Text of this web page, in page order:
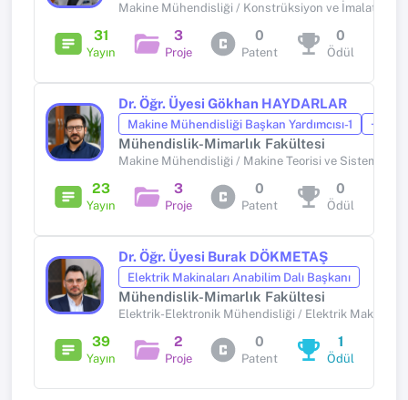
Makine Mühendisliği / Konstrüksiyon ve İmalat
31
Yayın
3
Proje
0
Patent
0
Ödül
Dr. Öğr. Üyesi Gökhan HAYDARLAR
Makine Mühendisliği Başkan Yardımcısı-1 +1
Mühendislik-Mimarlık Fakültesi
Makine Mühendisliği / Makine Teorisi ve Sistem
23
Yayın
3
Proje
0
Patent
0
Ödül
Dr. Öğr. Üyesi Burak DÖKMETAŞ
Elektrik Makinaları Anabilim Dalı Başkanı
Mühendislik-Mimarlık Fakültesi
Elektrik-Elektronik Mühendisliği / Elektrik Makinaları
39
Yayın
2
Proje
0
Patent
1
Ödül